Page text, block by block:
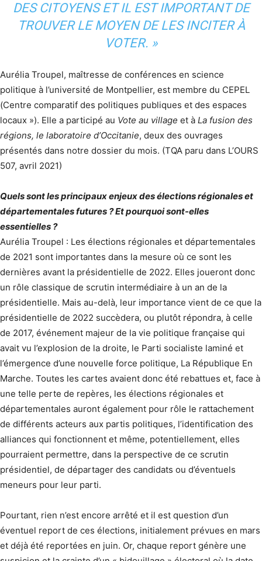
DES CITOYENS ET IL EST IMPORTANT DE
TROUVER LE MOYEN DE LES INCITER À
VOTER. »
Aurélia Troupel, maîtresse de conférences en science
politique à l’université de Montpellier, est membre du CEPEL
(Centre comparatif des politiques publiques et des espaces
locaux »). Elle a participé au Vote au village et à La fusion des
régions, le laboratoire d’Occitanie, deux des ouvrages
présentés dans notre dossier du mois. (TQA paru dans L’OURS
507, avril 2021)
Quels sont les principaux enjeux des élections régionales et
départementales futures ? Et pourquoi sont-elles
essentielles ?
Aurélia Troupel : Les élections régionales et départementales
de 2021 sont importantes dans la mesure où ce sont les
dernières avant la présidentielle de 2022. Elles joueront donc
un rôle classique de scrutin intermédiaire à un an de la
présidentielle. Mais au-delà, leur importance vient de ce que la
présidentielle de 2022 succèdera, ou plutôt répondra, à celle
de 2017, événement majeur de la vie politique française qui
avait vu l’explosion de la droite, le Parti socialiste laminé et
l’émergence d’une nouvelle force politique, La République En
Marche. Toutes les cartes avaient donc été rebattues et, face à
une telle perte de repères, les élections régionales et
départementales auront également pour rôle le rattachement
de différents acteurs aux partis politiques, l’identification des
alliances qui fonctionnent et même, potentiellement, elles
pourraient permettre, dans la perspective de ce scrutin
présidentiel, de départager des candidats ou d’éventuels
meneurs pour leur parti.
Pourtant, rien n’est encore arrêté et il est question d’un
éventuel report de ces élections, initialement prévues en mars
et déjà été reportées en juin. Or, chaque report génère une